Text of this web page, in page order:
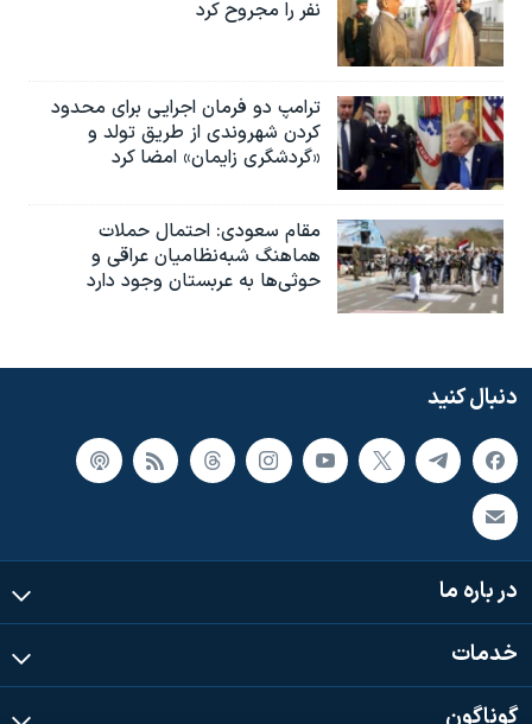
نفر را مجروح کرد
ترامپ دو فرمان اجرایی برای محدود
کردن شهروندی از طریق تولد و
«گردشگری زایمان» امضا کرد
مقام سعودی: احتمال حملات
هماهنگ شبه‌نظامیان عراقی و
حوثی‌ها به عربستان وجود دارد
دنبال کنید
در باره ما
خدمات
گوناگون